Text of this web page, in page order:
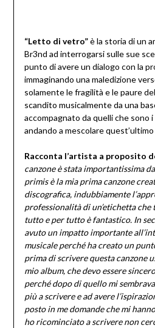
“Letto di vetro”è la storia di un
Br3nd ad interrogarsi sulle sue
punto di avere un dialogo con la
immaginando una maledizione
solamente le fragilità e le paure
scandito musicalmente da una
accompagnato da quelli che sono
andando a mescolare
Racconta l’artista a proposito
canzone è stata importantissima
primis è la mia prima canzone
discografica, indubbiamente
professionalità di un’etichetta
tutto e per tutto è fantastico. In
avuto un impatto importante
musicale perché ha creato un
prima di scrivere questa canzone
mio album, che devo essere
perché dopo di quello mi
più a scrivere e ad avere
posto in me domande che mi
ho ricominciato a scrivere non